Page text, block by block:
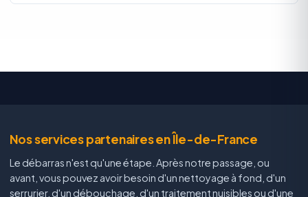
Nos services partenaires en Île-de-France
Le débarras n'est qu'une étape. Après notre passage, ou
avant, vous pouvez avoir besoin d'un nettoyage à fond, d'un
serrurier, d'un débouchage, d'un traitement nuisibles ou d'une